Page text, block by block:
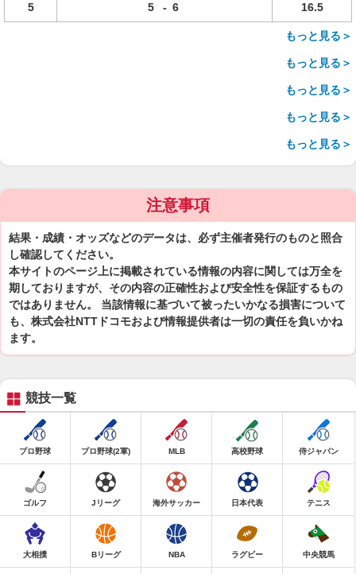
5 5 - 6 16.5
もっと見る＞
もっと見る＞
もっと見る＞
もっと見る＞
もっと見る＞
注意事項
結果・成績・オッズなどのデータは、必ず主催者発行のものと照合
し確認してください。
本サイトのページ上に掲載されている情報の内容に関しては万全を
期しておりますが、その内容の正確性および安全性を保証するもの
ではありません。 当該情報に基づいて被ったいかなる損害について
も、株式会社NTTドコモおよび情報提供者は一切の責任を負いかね
ます。
競技一覧
プロ野球 プロ野球(2軍) MLB 高校野球 侍ジャパン
ゴルフ Jリーグ 海外サッカー 日本代表 テニス
大相撲 Bリーグ NBA ラグビー 中央競馬